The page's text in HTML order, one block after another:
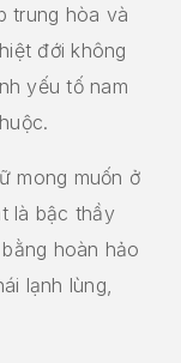
trung hòa và
đới không
yếu tố nam
mong muốn ở
là bậc thầy
hoàn hảo
lạnh lùng,